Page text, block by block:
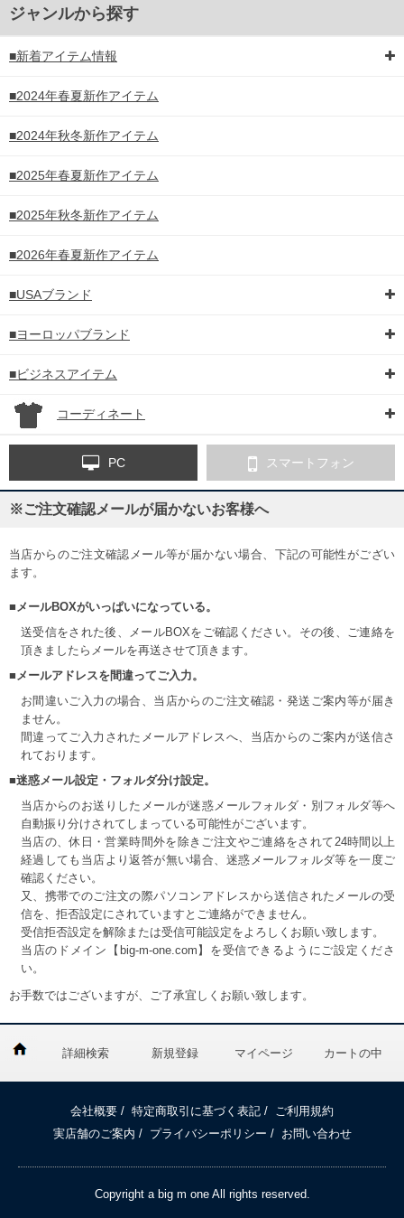
ジャンルから探す
■新着アイテム情報
■2024年春夏新作アイテム
■2024年秋冬新作アイテム
■2025年春夏新作アイテム
■2025年秋冬新作アイテム
■2026年春夏新作アイテム
■USAブランド
■ヨーロッパブランド
■ビジネスアイテム
コーディネート
PC スマートフォン
※ご注文確認メールが届かないお客様へ
当店からのご注文確認メール等が届かない場合、下記の可能性がござい
ます。
■メールBOXがいっぱいになっている。
送受信をされた後、メールBOXをご確認ください。その後、ご連絡を
頂きましたらメールを再送させて頂きます。
■メールアドレスを間違ってご入力。
お間違いご入力の場合、当店からのご注文確認・発送ご案内等が届き
ません。
間違ってご入力されたメールアドレスへ、当店からのご案内が送信さ
れております。
■迷惑メール設定・フォルダ分け設定。
当店からのお送りしたメールが迷惑メールフォルダ・別フォルダ等へ
自動振り分けされてしまっている可能性がございます。
当店の、休日・営業時間外を除きご注文やご連絡をされて24時間以上
経過しても当店より返答が無い場合、迷惑メールフォルダ等を一度ご
確認ください。
又、携帯でのご注文の際パソコンアドレスから送信されたメールの受
信を、拒否設定にされていますとご連絡ができません。
受信拒否設定を解除または受信可能設定をよろしくお願い致します。
当店のドメイン【big-m-one.com】を受信できるようにご設定くださ
い。
お手数ではございますが、ご了承宜しくお願い致します。
詳細検索 新規登録 マイページ カートの中
会社概要 / 特定商取引に基づく表記 /
ご利用規約
実店舗のご案内 / プライバシーポリシー / お問い合わせ
Copyright a big m one All rights reserved.